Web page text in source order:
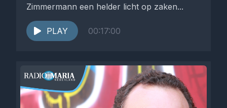
Zimmermann een helder licht op zaken...
PLAY 00:17:00